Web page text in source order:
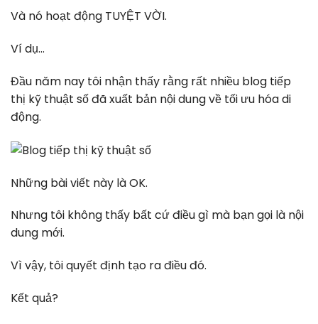
Và nó hoạt động TUYỆT VỜI.
Ví dụ…
Đầu năm nay tôi nhận thấy rằng rất nhiều blog tiếp
thị kỹ thuật số đã xuất bản nội dung về tối ưu hóa di
động.
Những bài viết này là OK.
Nhưng tôi không thấy bất cứ điều gì mà bạn gọi là nội
dung mới.
Vì vậy, tôi quyết định tạo ra điều đó.
Kết quả?